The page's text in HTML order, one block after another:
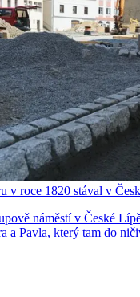
v roce 1820 stával v
náměstí v České
a Pavla, který tam do